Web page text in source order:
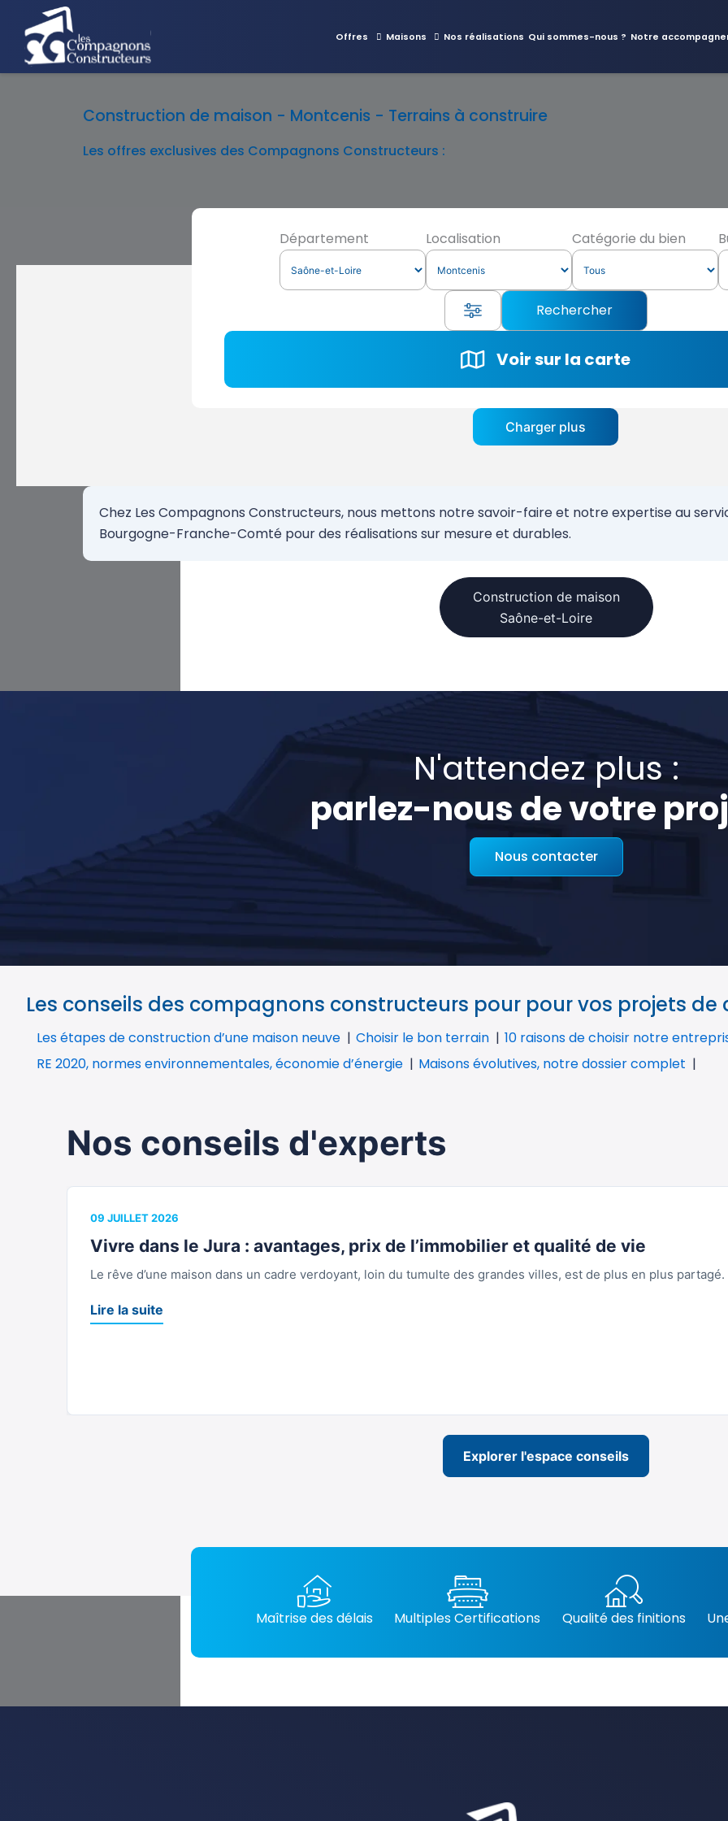
Offres Maisons Nos réalisations Qui sommes-nous ? Notre
Construction de maison - Montcenis - Terrains à construire
Les offres exclusives des Compagnons Constructeurs :
Département Localisation Catégorie du bien
Voir sur la carte
Charger plus
Chez Les Compagnons Constructeurs, nous mettons notre savoir-faire et notre expertise au
Bourgogne-Franche-Comté pour des réalisations sur mesure et durables.
Construction de maison
Saône-et-Loire
N'attendez plus :
parlez-nous de votre
Nous contacter
Les conseils des compagnons constructeurs pour pour vos projets
Les étapes de construction d’une maison neuve Choisir le bon terrain
10 raisons de choisir notre
RE 2020, normes environnementales, économie d’énergie
Maisons évolutives, notre dossier complet
Nos conseils d'experts
09 JUILLET 2026
Vivre dans le Jura : avantages, prix de l’immobilier et qualité de vie
Le rêve d’une maison dans un cadre verdoyant, loin du tumulte des grandes villes, est de plus en plus
Lire la suite
Explorer l'espace conseils
Maîtrise des délais Multiples Certifications Qualité des finitions